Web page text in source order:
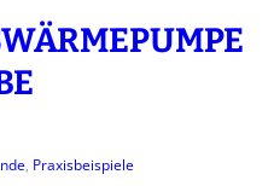
, Praxisbeispiele